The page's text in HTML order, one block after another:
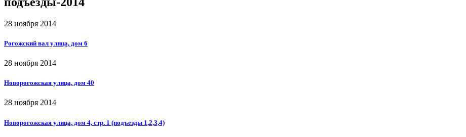
28 ноября 2014
Рогожский вал улица, дом 6
28 ноября 2014
Новорогожская улица, дом 40
28 ноября 2014
Новорогожская улица, дом 4, стр. 1 (подъезды 1,2,3,4)